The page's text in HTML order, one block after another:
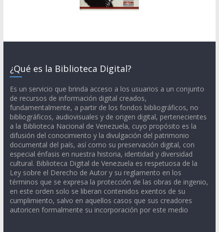
¿Qué es la Biblioteca Digital?
Es un servicio que brinda acceso a los usuarios a un conjunto
de recursos de información digital creados,
fundamentalmente, a partir de los fondos bibliográficos, no
bibliográficos, audiovisuales y de origen digital, pertenecientes
a la Biblioteca Nacional de Venezuela, cuyo propósito es la
difusión del conocimiento y la divulgación del patrimonio
documental del país, así como su preservación digital, con
especial énfasis en nuestra historia, identidad y diversidad
cultural. Biblioteca Digital de Venezuela es respetuosa de la
Ley sobre el Derecho de Autor y su reglamento en los
términos que se expresa la protección de las obras de ingenio,
en este orden solo se liberan contenidos exentos de su
cumplimiento, salvo en aquellos casos que sus creadores
autoricen formalmente su incorporación por este medio